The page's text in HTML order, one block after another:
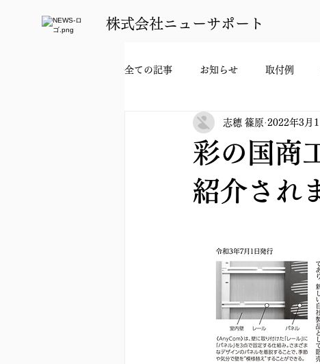
​株式会社ニューサポート
全ての記事 お知らせ 取付例
彩の国商
紹介され
志穂 篠原 2022年3月